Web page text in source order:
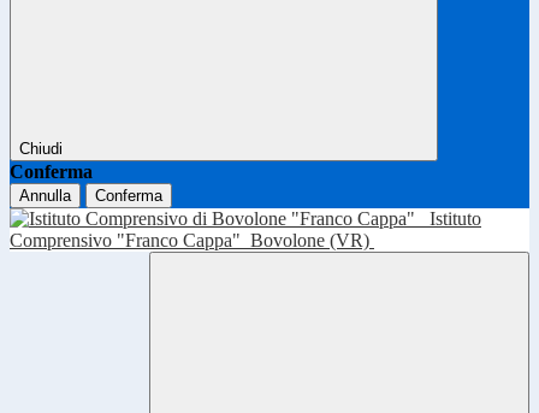
Chiudi
Conferma
Annulla Conferma
Istituto
Comprensivo "Franco Cappa" Bovolone (VR)